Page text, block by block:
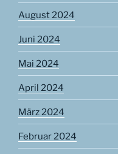
August 2024
Juni 2024
Mai 2024
April 2024
März 2024
Februar 2024